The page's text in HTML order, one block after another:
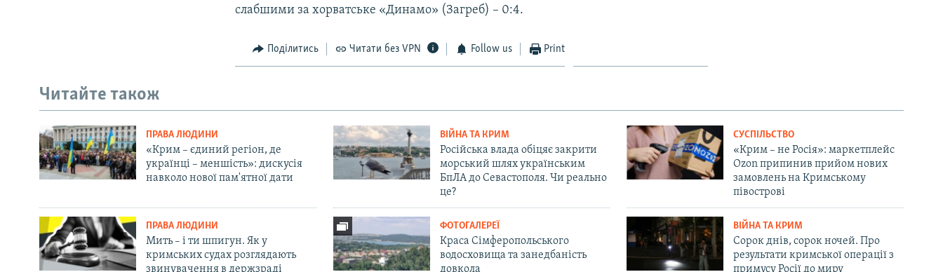
слабшими за хорватське «Динамо» (Загреб) – 0:4.
Поділитись Читати без VPN Follow us Print
Читайте також
ПРАВА ЛЮДИНИ
«Крим – єдиний регіон, де
українці – меншість»: дискусія
навколо нової пам'ятної дати
ВІЙНА ТА КРИМ
Російська влада обіцяє закрити
морський шлях українським
БпЛА до Севастополя. Чи реально
це?
СУСПІЛЬСТВО
«Крим – не Росія»: маркетплейс
Ozon припинив прийом нових
замовлень на Кримському
півострові
ПРАВА ЛЮДИНИ
Мить – і ти шпигун. Як у
кримських судах розглядають
звинувачення в держзраді
ФОТОГАЛЕРЕЇ
Краса Сімферопольського
водосховища та занедбаність
довкола
ВІЙНА ТА КРИМ
Сорок днів, сорок ночей. Про
результати кримської операції з
примусу Росії до миру